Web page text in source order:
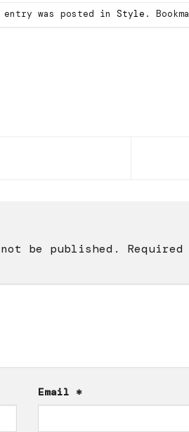
entry was posted in Style .
be published.
Email *